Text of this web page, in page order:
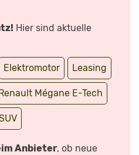
Hier sind aktuelle
Elektromotor Leasing
Mégane E-Tech
Anbieter, ob neue